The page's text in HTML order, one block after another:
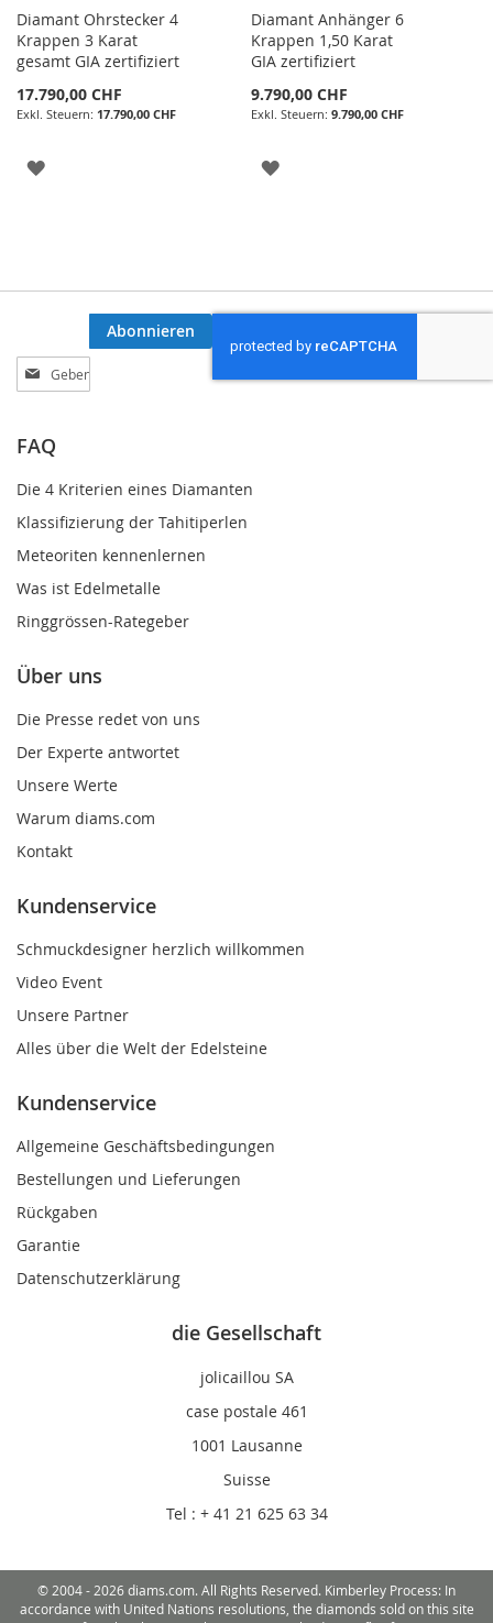
Diamant Ohrstecker 4
Krappen 3 Karat
gesamt GIA zertifiziert
17.790,00 CHF
17.790,00 CHF
ZUR
Diamant Anhänger 6
Krappen 1,50 Karat
GIA zertifiziert
9.790,00 CHF
9.790,00 CHF
ZUR
Melden
Sie
unseren
an:
Abonnieren
FAQ
Die 4 Kriterien eines Diamanten
Klassifizierung der Tahitiperlen
Meteoriten kennenlernen
Was ist Edelmetalle
Ringgrössen-Rategeber
Über uns
Die Presse redet von uns
Der Experte antwortet
Unsere Werte
Warum diams.com
Kontakt
Kundenservice
Schmuckdesigner herzlich willkommen
Video Event
Unsere Partner
Alles über die Welt der Edelsteine
Kundenservice
Allgemeine Geschäftsbedingungen
Bestellungen und Lieferungen
Rückgaben
Garantie
Datenschutzerklärung
die Gesellschaft
jolicaillou SA
case postale 461
1001 Lausanne
Suisse
Tel : + 41 21 625 63 34
© 2004 - 2026 diams.com. All Rights Reserved. Kimberley Process: In
accordance with United Nations resolutions, the diamonds sold on this site